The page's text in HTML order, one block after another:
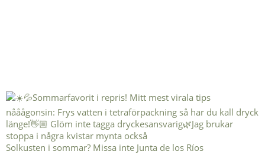
Solkusten i sommar? Missa inte Junta de los Ríos